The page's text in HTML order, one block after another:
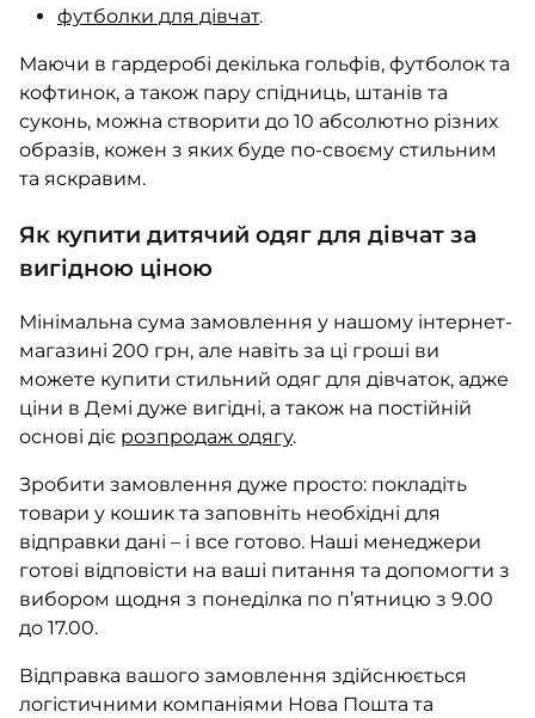
футболки для дівчат.
Маючи в гардеробі декілька гольфів, футболок та
кофтинок, а також пару спідниць, штанів та
суконь, можна створити до 10 абсолютно різних
образів, кожен з яких буде по-своєму стильним
та яскравим.
Як купити дитячий одяг для дівчат за
вигідною ціною
Мінімальна сума замовлення у нашому інтернет-
магазині 200 грн, але навіть за ці гроші ви
можете купити стильний одяг для дівчаток, адже
ціни в Демі дуже вигідні, а також на постійній
основі діє розпродаж одягу.
Зробити замовлення дуже просто: покладіть
товари у кошик та заповніть необхідні для
відправки дані – і все готово. Наші менеджери
готові відповісти на ваші питання та допомогти з
вибором щодня з понеділка по п’ятницю з 9.00
до 17.00.
Відправка вашого замовлення здійснюється
логістичними компаніями Нова Пошта та